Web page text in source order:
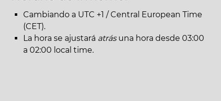
Cambiando a UTC +1 / Central European Time
(CET).
La hora se ajustará atrásuna hora desde 03:00
a 02:00 local time.